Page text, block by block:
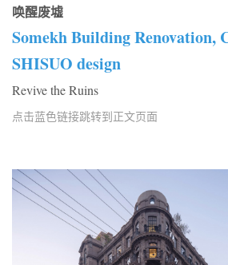
唤醒废墟
Somekh Building Renovation,
SHISUO design
Revive the Ruins
点击蓝色链接跳转到正文页面